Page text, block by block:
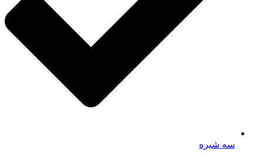
سه شیره